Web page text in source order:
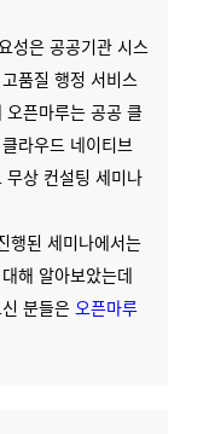
성은 공공기관 시스
품질 행정 서비스
픈마루는 공공 클
라우드 네이티브
상 컨설팅 세미나
행된 세미나에서는
해 알아보았는데
분들은 오픈마루